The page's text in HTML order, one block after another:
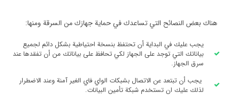
هناك بعض النصائح التي تساعدك في حماية جهازك من السرقة ومنها:
يجب عليك في البداية أن تحتفظ بنسخة احتياطية بشكل دائم لجميع
بياناتك التي توجد على الجهاز لكي تحافظ على بياناتك من أن تفقدها عند
سرق الجهاز.
يجب أن تبتعد عن الاتصال بشبكات الواي فاي الغير آمنة وعند الاضطرار
لذلك عليك ان تستخدم شبكة تأمين البيانات.